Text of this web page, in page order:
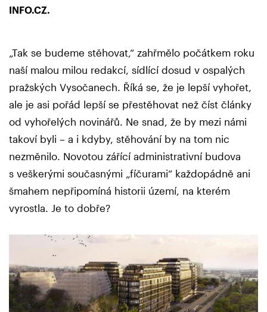
INFO.CZ.
„Tak se budeme stěhovat,“ zahřmělo počátkem roku
naší malou milou redakcí, sídlící dosud v ospalých
pražských Vysočanech. Říká se, že je lepší vyhořet,
ale je asi pořád lepší se přestěhovat než číst články
od vyhořelých novinářů. Ne snad, že by mezi námi
takoví byli – a i kdyby, stěhování by na tom nic
nezměnilo. Novotou zářící administrativní budova
s veškerými současnými „fíčurami“ každopádně ani
šmahem nepřipomíná historii území, na kterém
vyrostla. Je to dobře?